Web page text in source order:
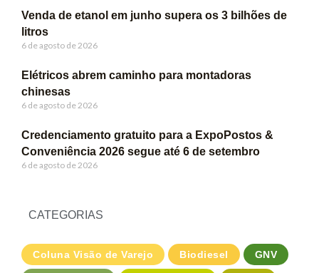
Venda de etanol em junho supera os 3 bilhões de
litros
6 de agosto de 2026
Elétricos abrem caminho para montadoras
chinesas
6 de agosto de 2026
Credenciamento gratuito para a ExpoPostos &
Conveniência 2026 segue até 6 de setembro
6 de agosto de 2026
CATEGORIAS
Coluna Visão de Varejo Biodiesel GNV